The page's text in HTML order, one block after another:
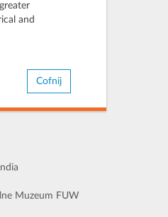
and
Cofnij
Muzeum FUW